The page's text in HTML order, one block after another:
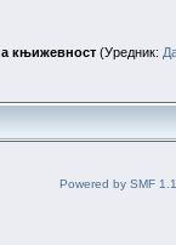
књижевност (Уредник:
Powered by SMF